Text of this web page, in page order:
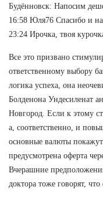
Будённовск: Напосим
16:58 Юля76 Спасибо и
23:24 Ирочка, твоя
Все это призвано
ответственному выбору
логика успеха, она
Болденона Ундесиленат
Новгород. Если к этому
а, соответственно, и
основные валюты
предусмотрена оферта
Вчерашние
доктора тоже говорят,